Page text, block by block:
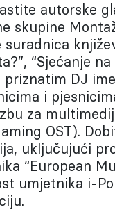
autorske
skupine
suradnica
“Sjećanje
DJ
i
za
OST).
uključujući
“European
umjetnika i-